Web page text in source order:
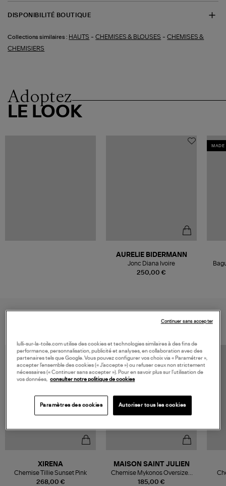
DISPONIBILITÉ BOUTIQUE
Collections similaires : HAUTS -CHEMISES & BLOUSES -CHEMISES &
CHEMISIERS
Adoptez
LE LOOK
250,00 €
AURELIE BIDERMANN
Jonc Diana Ivoire
MADE
VOUS AIMEREZ AUSSI
268,00 €
XIRENA
Chemise Tillie Sunset Pink
185,00 €
MAISON SAINT JULIEN
Chemise Mykonos Oversized
Tie Dye Bingin Pastel Pink
lulli-sur-la-toile.com utilise des cookies et technologies similaires à des fins de
performance, personnalisation, publicité et analyses, en collaboration avec des
partenaires tels que Google. Vous pouvez configurer vos choix via « Paramétrer »,
accepter l’ensemble des cookies (« J’accepte ») ou refuser ceux non strictement
nécessaires (« Continuer sans accepter »). Pour en savoir plus sur l’utilisation de
vos données, consulter notre politique de cookies
Paramètres des cookies Autoriser tous les cookies
Continuer sans accepter